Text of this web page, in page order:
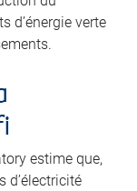
d’énergie verte
estime que,
d’électricité